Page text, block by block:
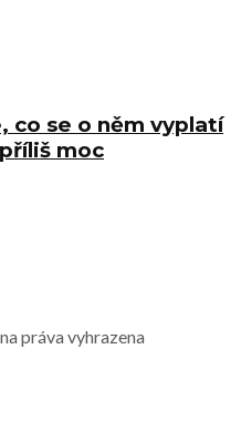
co se o něm vyplatí
moc
práva vyhrazena